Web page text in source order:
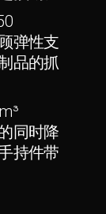
弹性支
品的抓
同时降
持件带